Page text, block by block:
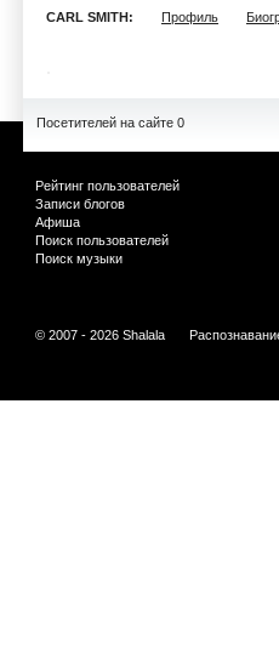
CARL SMITH: Профиль
Посетителей на сайте 0
Рейтинг пользователей
Записи блогов
Афиша
Поиск пользователей
Поиск музыки
© 2007 - 2026 Shalala